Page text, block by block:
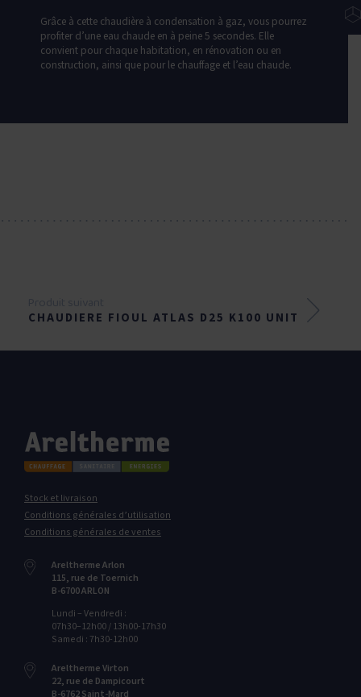
Grâce à cette chaudière à condensation à gaz, vous pourrez
profiter d’une eau chaude en à peine 5 secondes. Elle
convient pour chaque habitation, en rénovation ou en
construction, ainsi que pour le chauffage et l’eau chaude.
CHAUDIERE FIOUL ATLAS D25 K100 UNIT
Stock et livraison
Conditions générales d’utilisation
Conditions générales de ventes
Areltherme Arlon
115‭, ‬rue de Toernich
B-6700‭ ‬ARLON
Lundi – Vendredi :
07h30–12h00 / 13h00-17h30
Samedi : 7h30-12h00
Areltherme Virton
22‭, ‬rue de Dampicourt
B-6762‭ ‬Saint-Mard